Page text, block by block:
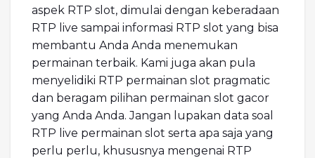
aspek RTP slot, dimulai dengan keberadaan
RTP live sampai informasi RTP slot yang bisa
membantu Anda Anda menemukan
permainan terbaik. Kami juga akan pula
menyelidiki RTP permainan slot pragmatic
dan beragam pilihan permainan slot gacor
yang Anda Anda. Jangan lupakan data soal
RTP live permainan slot serta apa saja yang
perlu perlu, khususnya mengenai RTP